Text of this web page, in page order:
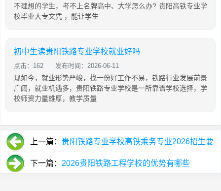
不理想的学生，考不上名牌高中、大学怎么办? 贵阳高铁专业学
校毕业大专文凭 ，能让学生
初中生读贵阳铁路专业学校就业好吗
点击：162 发布时间：2026-06-11
现如今，就业形势严峻，找一份好工作不易，铁路行业发展前景
广阔，就业机遇多，贵阳铁路专业学校是一所靠谱学校选择，学
校师资力量雄厚，教学质量
上一篇： 贵阳铁路专业学校高铁乘务专业2026招生要
求 下一篇： 2026贵阳铁路工程学校的优势有哪些